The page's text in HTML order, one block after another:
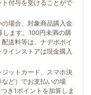
付与を受けることがで
場合、対象商品購入金
します。100円未満の購
送料等は、ナデポポイ
インストアは現金購入
ットカード、スマホ決
ど）でお支払いの場
き1ポイントを加算しま